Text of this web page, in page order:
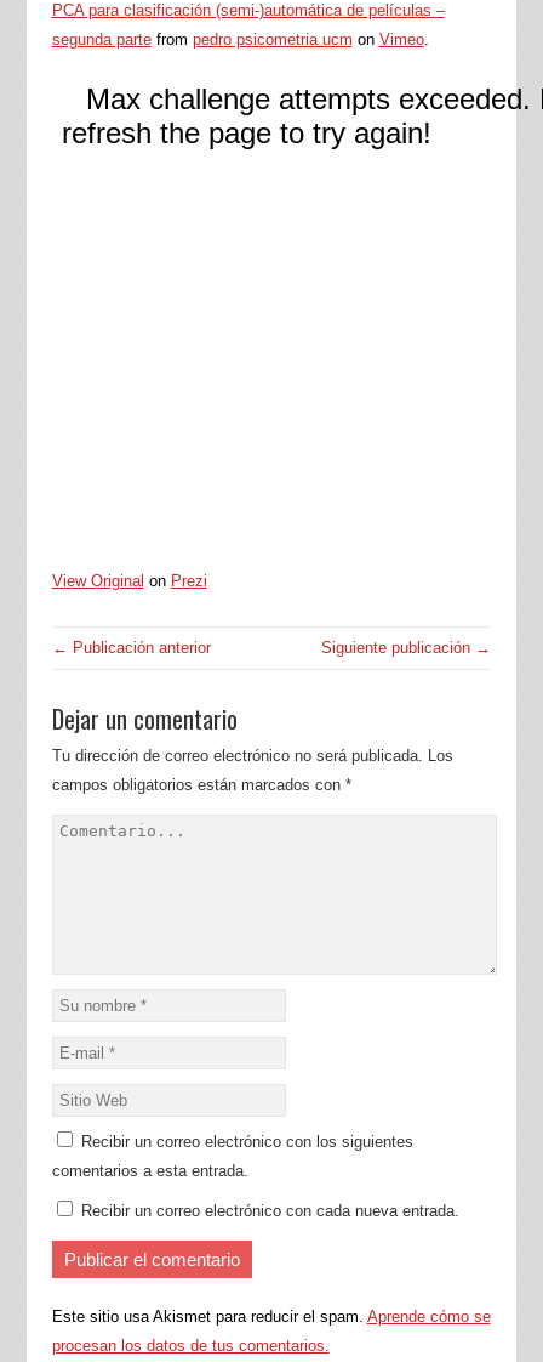
PCA para clasificación (semi-)automática de películas –
segunda partefrom pedro psicometria ucm on Vimeo.
View Original on Prezi
← Publicación anterior Siguiente publicación →
Dejar un comentario
Tu dirección de correo electrónico no será publicada. Los
campos obligatorios están marcados con *
Recibir un correo electrónico con los siguientes
comentarios a esta entrada.
Recibir un correo electrónico con cada nueva entrada.
Este sitio usa Akismet para reducir el spam. Aprende cómo se
procesan los datos de tus comentarios.